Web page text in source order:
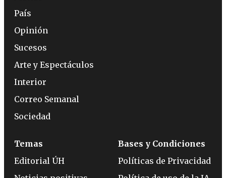
País
Opinión
Sucesos
Arte y Espectáculos
Interior
Correo Semanal
Sociedad
Temas
Editorial ÚH
Bases y Condiciones
Políticas de Privacidad